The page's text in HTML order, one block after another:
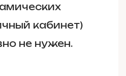
кабинет)
не нужен.